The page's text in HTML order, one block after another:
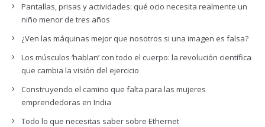
Pantallas, prisas y actividades: qué ocio necesita realmente un
niño menor de tres años
¿Ven las máquinas mejor que nosotros si una imagen es falsa?
Los músculos ‘hablan’ con todo el cuerpo: la revolución científica
que cambia la visión del ejercicio
Construyendo el camino que falta para las mujeres
emprendedoras en India
Todo lo que necesitas saber sobre Ethernet